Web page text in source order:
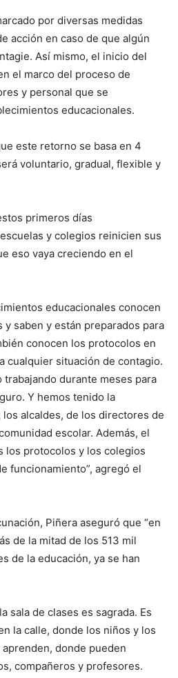
por diversas medidas
acción en caso de que algún
Así mismo, el inicio del
el marco del proceso de
y personal que se
educacionales.
este retorno se basa en 4
voluntario, gradual, flexible y
primeros días
y colegios reinicien sus
eso vaya creciendo en el
educacionales conocen
saben y están preparados para
conocen los protocolos en
cualquier situación de contagio.
trabajando durante meses para
Y hemos tenido la
alcaldes, de los directores de
escolar. Además, el
los protocolos y los colegios
funcionamiento”, agregó el
Piñera aseguró que “en
de la mitad de los 513 mil
de la educación, ya se han
sala de clases es sagrada. Es
la calle, donde los niños y los
donde pueden
compañeros y profesores.